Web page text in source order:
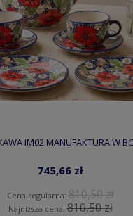
IM02 MANUFAKTURA W
745,66 zł
Cena regularna: 810,50 zł
Najniższa cena:810,50 zł